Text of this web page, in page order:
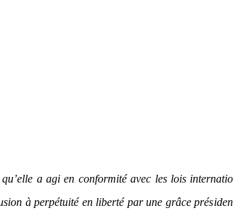
a agi en conformité avec les lois
à perpétuité en liberté par une grâce